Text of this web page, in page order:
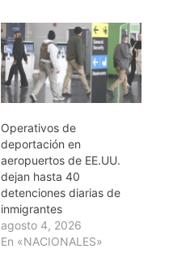
Operativos de
deportación en
aeropuertos de EE.UU.
dejan hasta 40
detenciones diarias de
inmigrantes
agosto 4, 2026
En «NACIONALES»